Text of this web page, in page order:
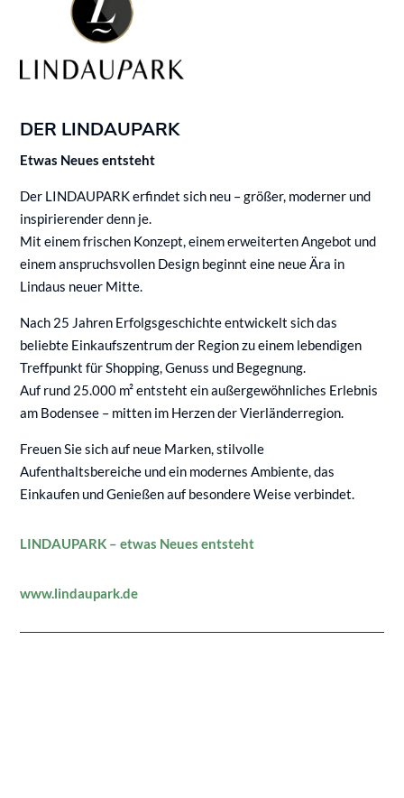
DER LINDAUPARK
Etwas Neues entsteht
Der LINDAUPARK erfindet sich neu – größer, moderner und
inspirierender denn je.
Mit einem frischen Konzept, einem erweiterten Angebot und
einem anspruchsvollen Design beginnt eine neue Ära in
Lindaus neuer Mitte.
Nach 25 Jahren Erfolgsgeschichte entwickelt sich das
beliebte Einkaufszentrum der Region zu einem lebendigen
Treffpunkt für Shopping, Genuss und Begegnung.
Auf rund 25.000 m² entsteht ein außergewöhnliches Erlebnis
am Bodensee – mitten im Herzen der Vierländerregion.
Freuen Sie sich auf neue Marken, stilvolle
Aufenthaltsbereiche und ein modernes Ambiente, das
Einkaufen und Genießen auf besondere Weise verbindet.
LINDAUPARK – etwas Neues entsteht
www.lindaupark.de